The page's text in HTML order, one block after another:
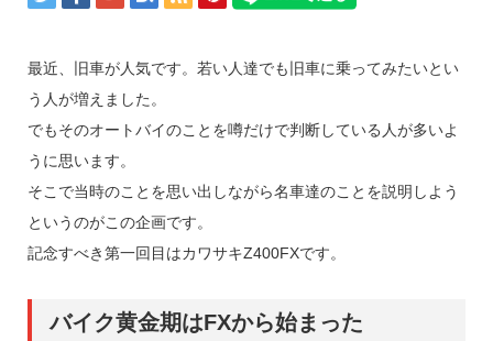
最近、旧車が人気です。若い人達でも旧車に乗ってみたいとい
う人が増えました。
でもそのオートバイのことを噂だけで判断している人が多いよ
うに思います。
そこで当時のことを思い出しながら名車達のことを説明しよう
というのがこの企画です。
記念すべき第一回目はカワサキZ400FXです。
バイク黄金期はFXから始まった